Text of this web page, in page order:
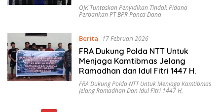
OJK Tuntaskan Penyidikan Tindak Pidana
Perbankan PT BPR Panca Dana
Berita 17 Februari 2026
FRA Dukung Polda NTT Untuk
Menjaga Kamtibmas Jelang
Ramadhan dan Idul Fitri 1447 H.
FRA Dukung Polda NTT Untuk Menjaga Kamtibmas
Jelang Ramadhan Dan Idul Fitri 1447 H.